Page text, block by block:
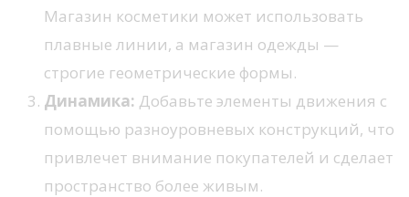
Магазин косметики может использовать
плавные линии, а магазин одежды —
строгие геометрические формы.
Динамика: Добавьте элементы движения с
помощью разноуровневых конструкций, что
привлечет внимание покупателей и сделает
пространство более живым.